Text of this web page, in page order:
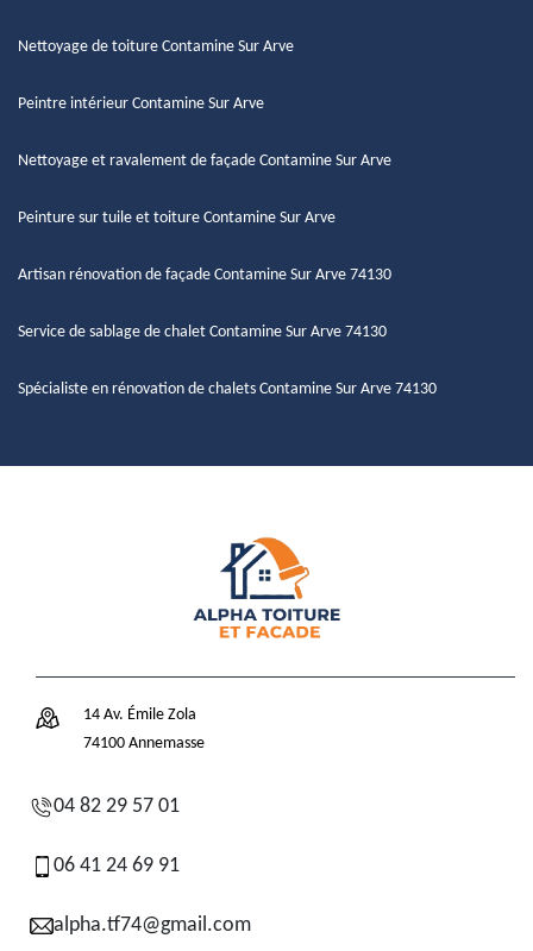
Nettoyage de toiture Contamine Sur Arve
Peintre intérieur Contamine Sur Arve
Nettoyage et ravalement de façade Contamine Sur Arve
Peinture sur tuile et toiture Contamine Sur Arve
Artisan rénovation de façade Contamine Sur Arve 74130
Service de sablage de chalet Contamine Sur Arve 74130
Spécialiste en rénovation de chalets Contamine Sur Arve 74130
14 Av. Émile Zola
74100 Annemasse
04 82 29 57 01
06 41 24 69 91
alpha.tf74@gmail.com